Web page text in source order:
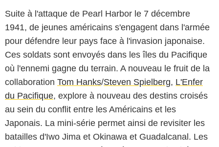
Suite à l'attaque de Pearl Harbor le 7 décembre
1941, de jeunes américains s'engagent dans l'armée
pour défendre leur pays face à l'invasion japonaise.
Ces soldats sont envoyés dans les îles du Pacifique
où l'ennemi gagne du terrain. A nouveau le fruit de la
collaboration Tom Hanks/Steven Spielberg, L'Enfer
du Pacifique, explore à nouveau des destins croisés
au sein du conflit entre les Américains et les
Japonais. La mini-série permet ainsi de revisiter les
batailles d'Iwo Jima et Okinawa et Guadalcanal. Les